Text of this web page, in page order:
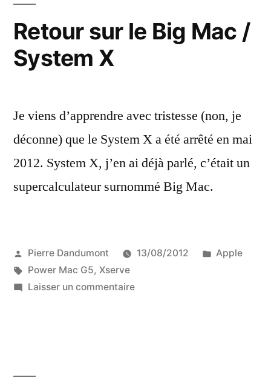
Retour sur le Big Mac /
System X
Je viens d’apprendre avec tristesse (non, je
déconne) que le System X a été arrêté en mai
2012. System X, j’en ai déjà parlé, c’était un
supercalculateur surnommé Big Mac.
Publié
par
Pierre Dandumont 13/08/2012
Publié
Apple
Étiquettes :
Power Mac G5, Xserve
Laisser un commentairesur